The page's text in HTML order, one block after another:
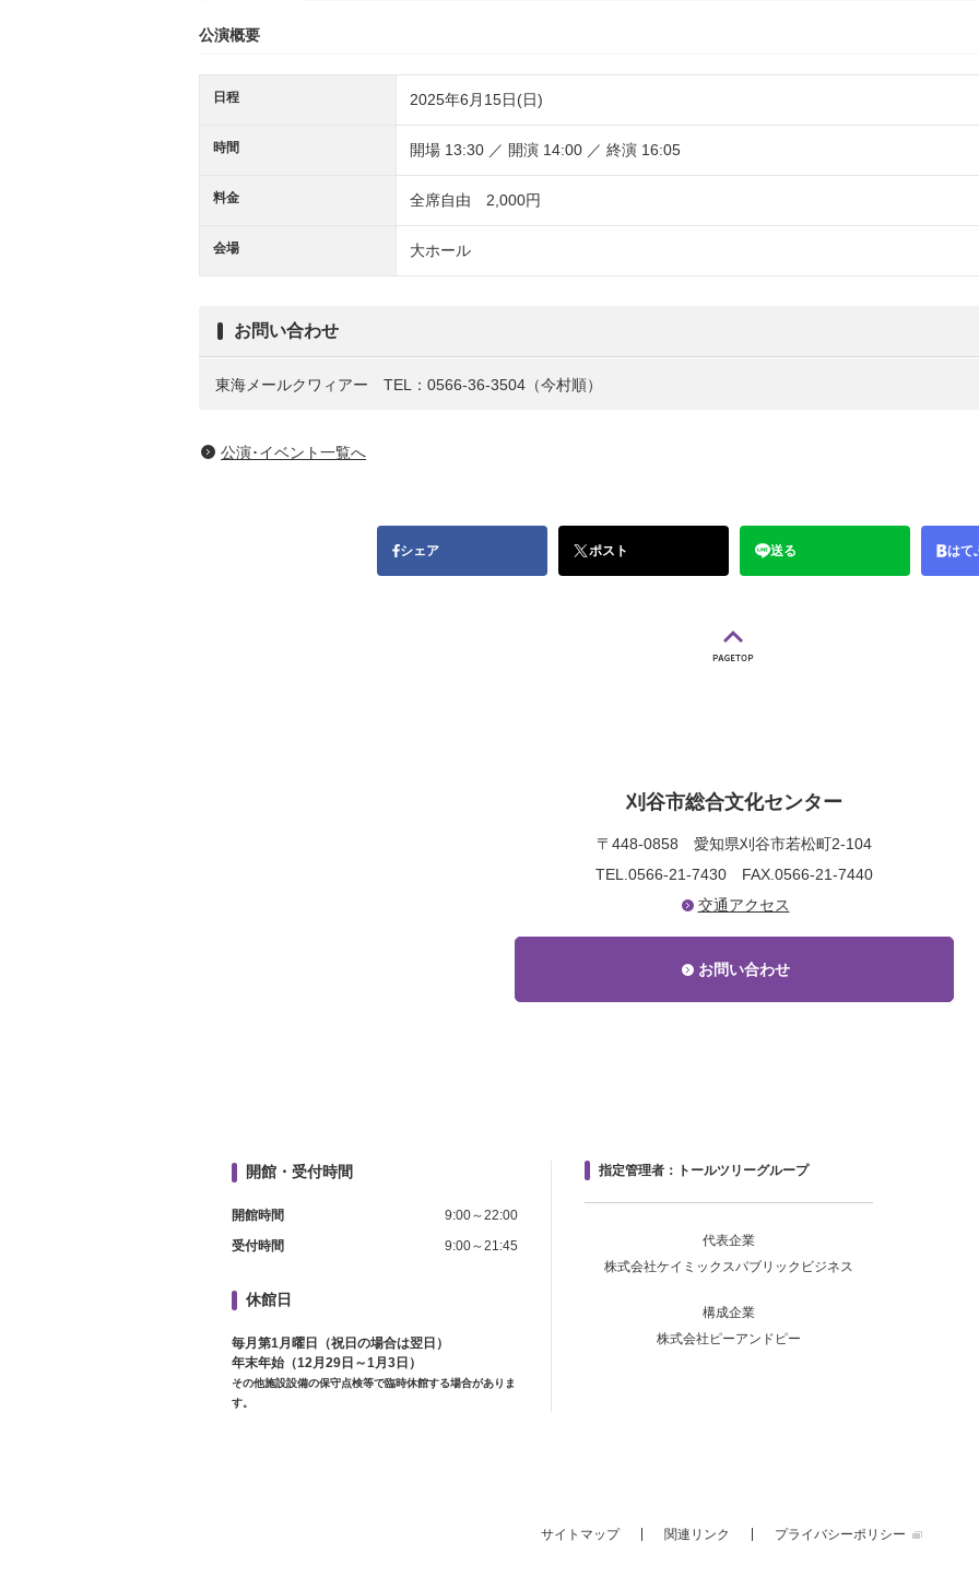
公演概要
日程 2025年6月15日(日)
時間 開場 13:30 ／ 開演 14:00 ／ 終演 16:05
料金 全席自由 2,000円
会場 大ホール
お問い合わせ
東海メールクワィアー TEL：0566-36-3504（今村順）
公演･イベント一覧へ
シェア ポスト 送る はて
刈谷市総合文化センター
〒448-0858 愛知県刈谷市若松町2-104
TEL.0566-21-7430 FAX.0566-21-7440
交通アクセス
お問い合わせ
開館・受付時間
開館時間
9:00～22:00
受付時間
9:00～21:45
休館日
毎月第1月曜日（祝日の場合は翌日）
年末年始（12月29日～1月3日）
その他施設設備の保守点検等で臨時休館する場合がありま
す。
指定管理者：トールツリーグループ
代表企業
株式会社ケイミックスパブリックビジネス
構成企業
株式会社ピーアンドピー
サイトマップ 関連リンク プライバシーポリシー